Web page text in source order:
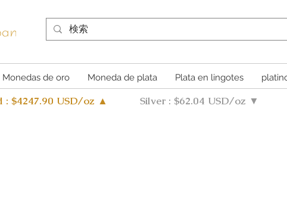
Monedas de oro Moneda de plata Plata en lingotes
: $4247.90 USD/oz ▲ Silver : $62.04 USD/oz ▼